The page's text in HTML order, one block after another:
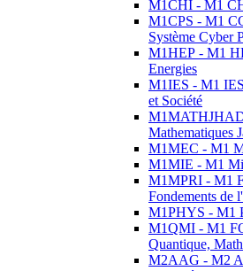
M1CHI - M1
M1CPS - M1
Système Cyber
M1HEP - M1
Energies
M1IES - M1
et Société
Mathematiques
M1MEC - M1
M1MIE - M1
M1MPRI - M1
Fondements de
M1PHYS - M1
M1QMI - M1
Quantique,
M2AAG - M2